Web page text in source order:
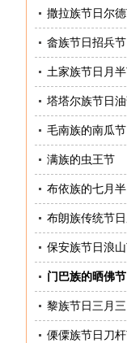
撒拉族节日尔
畲族节日招兵节
土家族节日月
塔塔尔族节日
毛南族的南瓜节
满族的虫王节
布依族的七月半
布朗族传统节
保安族节日浪
门巴族的晒佛节
黎族节日三月三
傈僳族节日刀